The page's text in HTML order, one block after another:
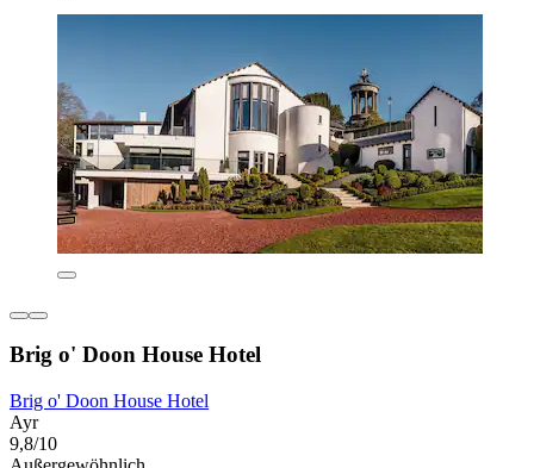
Brig o' Doon House Hotel
Brig o' Doon House Hotel
Ayr
9,8/10